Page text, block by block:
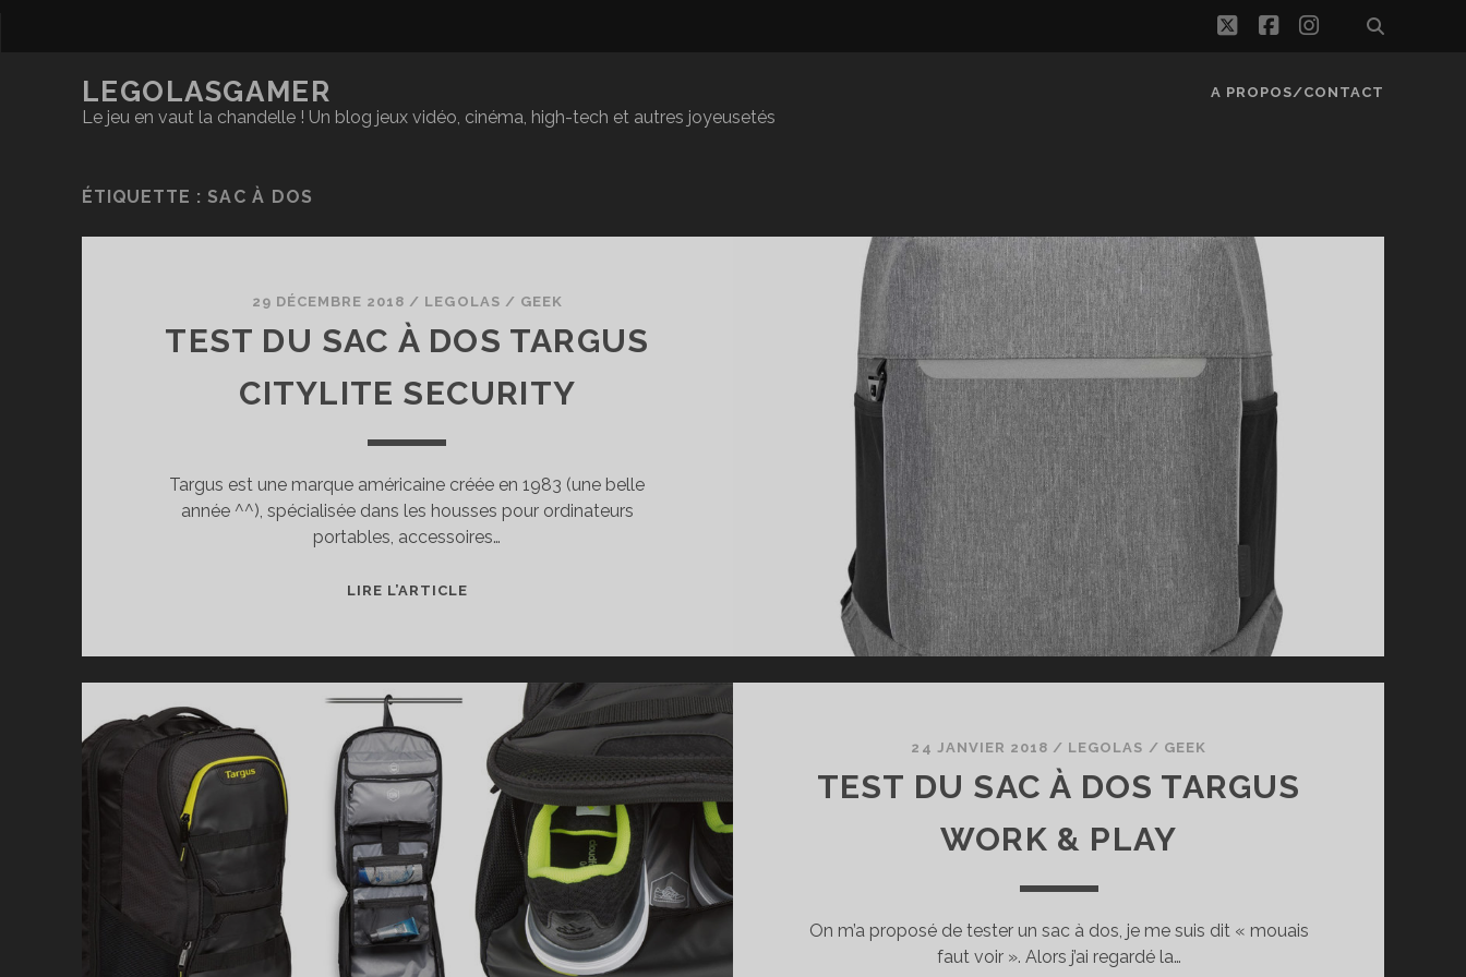
twitterfacebook
instagram
LEGOLASGAMER
Le jeu en vaut la chandelle ! Un blog jeux vidéo, cinéma, high-tech et autres joyeusetés
A PROPOS/CONTACT
ÉTIQUETTE :SAC À DOS
29 DÉCEMBRE 2018 / LEGOLAS / GEEK
TEST DU SAC À DOS TARGUS
CITYLITE SECURITY
Targus est une marque américaine créée en 1983 (une belle
année ^^), spécialisée dans les housses pour ordinateurs
portables, accessoires…
LIRE L’ARTICLE
TARGUS
CITYLITE
SECURITY
24 JANVIER 2018 / LEGOLAS / GEEK
TEST DU SAC À DOS TARGUS
WORK & PLAY
​On m’a proposé de tester un sac à dos, je me suis dit « mouais
faut voir ». Alors j’ai regardé la…